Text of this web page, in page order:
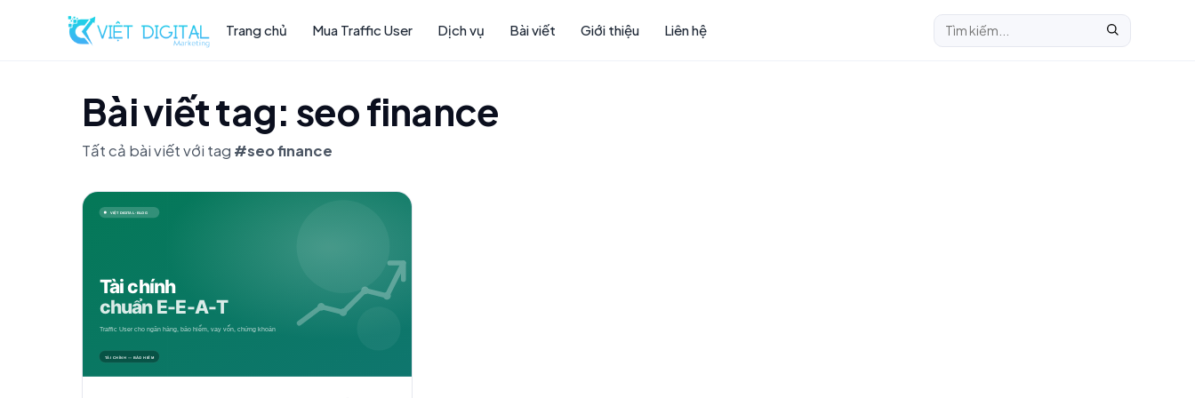
Trang chủ Mua Traffic User Dịch vụ Bài viết Giới thiệu Liên hệ
Bài viết tag: seo finance
Tất cả bài viết với tag #seo finance